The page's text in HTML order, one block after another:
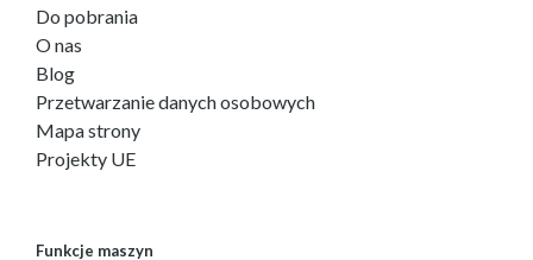
Do pobrania
O nas
Blog
Przetwarzanie danych osobowych
Mapa strony
Projekty UE
Funkcje maszyn